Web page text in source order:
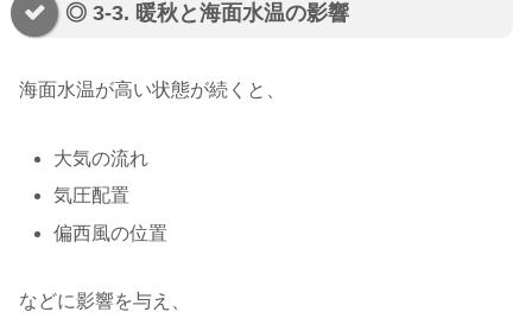
◎ 3-3. 暖秋と海面水温の影響
海面水温が高い状態が続くと、
大気の流れ
気圧配置
偏西風の位置
などに影響を与え、